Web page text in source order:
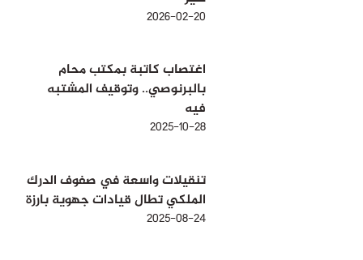
2026-02-20
اغتصاب كاتبة بمكتب محام
بالبرنوصي.. وتوقيف المشتبه
فيه
2025-10-28
تنقيلات واسعة في صفوف الدرك
الملكي تطال قيادات جهوية بارزة
2025-08-24